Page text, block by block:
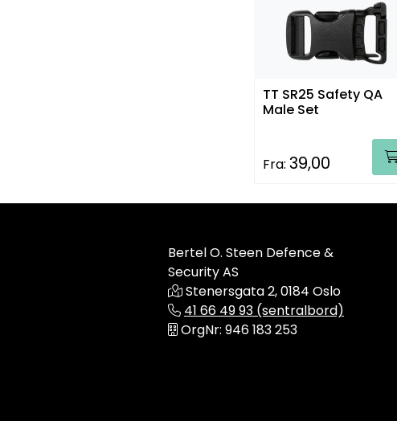
TT SR25 Safety QA
Male Set
Fra: 39,00
Bertel O. Steen Defence &
Security AS
Stenersgata 2, 0184 Oslo
41 66 49 93 (sentralbord)
OrgNr: 946 183 253